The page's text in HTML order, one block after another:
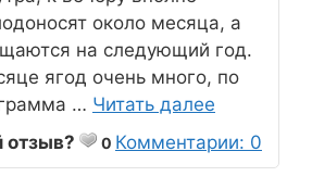
около месяца, а
на следующий год.
ягод очень много, по
… Читать далее
отзыв?
0 Комментарии: 0